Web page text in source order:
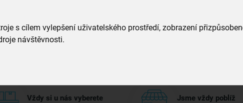
s cílem vylepšení uživatelského prostředí, zobrazení
návštěvnosti.
Vždy si u nás vyberete
Jsme vždy poblíž